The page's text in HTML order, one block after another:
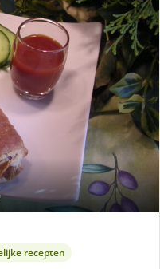
recepten